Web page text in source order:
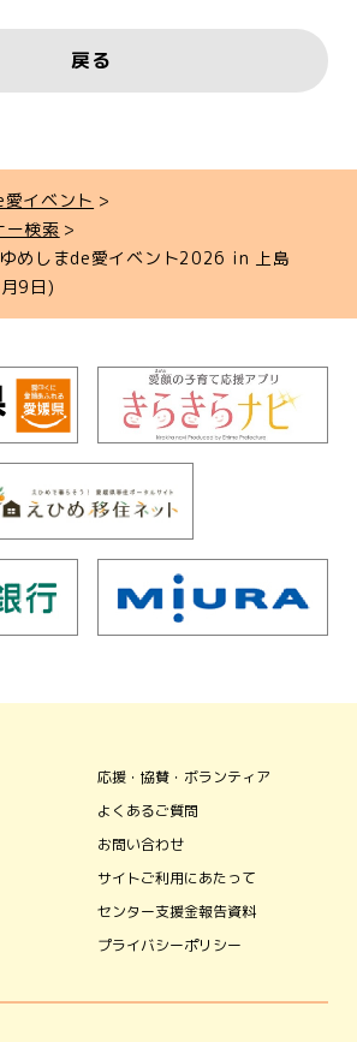
戻る
愛イベント
ー検索
めしまde愛イベント2026 in 上島
9日)
応援・協賛・ボランティア
よくあるご質問
お問い合わせ
サイトご利用にあたって
センター支援金報告資料
プライバシーポリシー